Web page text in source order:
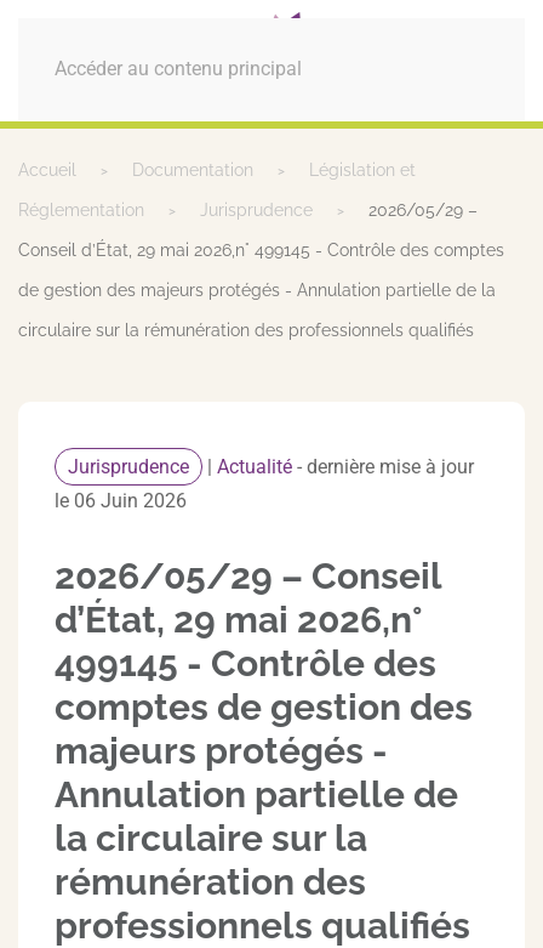
Accéder au contenu principal
MENU
Accueil Documentation Législation et
Réglementation Jurisprudence 2026/05/29 –
Conseil d’État, 29 mai 2026,n° 499145 - Contrôle des comptes
de gestion des majeurs protégés - Annulation partielle de la
circulaire sur la rémunération des professionnels qualifiés
Jurisprudence | Actualité - dernière mise à jour
le 06 Juin 2026
2026/05/29 – Conseil
d’État, 29 mai 2026,n°
499145 - Contrôle des
comptes de gestion des
majeurs protégés -
Annulation partielle de
la circulaire sur la
rémunération des
professionnels qualifiés